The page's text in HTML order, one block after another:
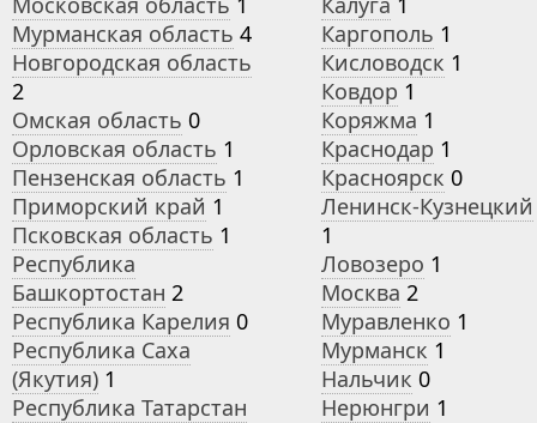
Мурманская область 4
Новгородская область
2
Омская область 0
Орловская область 1
Пензенская область 1
Приморский край 1
Псковская область 1
Республика
Башкортостан 2
Республика Карелия 0
Республика Саха
(Якутия) 1
Республика Татарстан
Каргополь 1
Кисловодск 1
Ковдор 1
Коряжма 1
Краснодар 1
Красноярск 0
Ленинск-Кузнецкий
1
Ловозеро 1
Москва 2
Муравленко 1
Мурманск 1
Нальчик 0
Нерюнгри 1